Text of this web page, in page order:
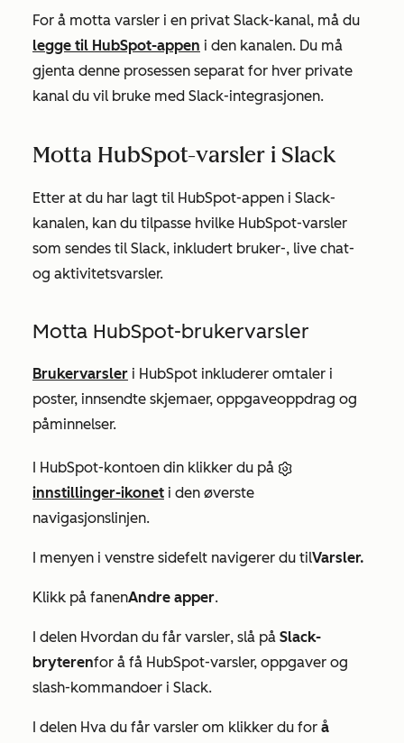
For å motta varsler i en privat Slack-kanal, må du
legge til HubSpot-appen i den kanalen. Du må
gjenta denne prosessen separat for hver private
kanal du vil bruke med Slack-integrasjonen.
Motta HubSpot-varsler i Slack
Etter at du har lagt til HubSpot-appen i Slack-
kanalen, kan du tilpasse hvilke HubSpot-varsler
som sendes til Slack, inkludert bruker-, live chat-
og aktivitetsvarsler.
Motta HubSpot-brukervarsler
Brukervarsler i HubSpot inkluderer omtaler i
poster, innsendte skjemaer, oppgaveoppdrag og
påminnelser.
I HubSpot-kontoen din klikker du på
innstillinger-ikonet i den øverste
navigasjonslinjen.
I menyen i venstre sidefelt navigerer du tilVarsler.
Klikk på fanenAndre apper.
I delen Hvordan du får varsler, slå på Slack-
bryterenfor å få HubSpot-varsler, oppgaver og
slash-kommandoer i Slack.
I delen Hva du får varsler om klikker du for å